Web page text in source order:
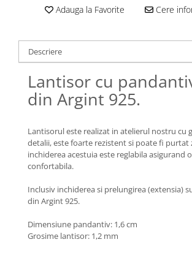
Lănțișoare cu Pietre Naturale
COLIERE CU PERLE
Coliere cu Perle Naturale
Coliere cu Perle Preciosa
COLIERE ȘNUR REGLABIL
Coliere cu Inimioare
Coliere cu Stea
Coliere cu Soare
Coliere cu Semilună
Coliere cu Zodii
Coliere cu Flori
Coliere cu Animale
Coliere cu Molecule
Adauga la Favorite Cere
Descriere
Lantisor cu
din Argint 925.
Lantisorul este realizat in atelierul nostru cu
detalii, este foarte rezistent si poate fi purtat
inchiderea acestuia este reglabila asigurand
confortabila.
Inclusiv inchiderea si prelungirea (extensia)
din Argint 925.
Dimensiune pandantiv: 1,6 cm
Grosime lantisor: 1,2 mm